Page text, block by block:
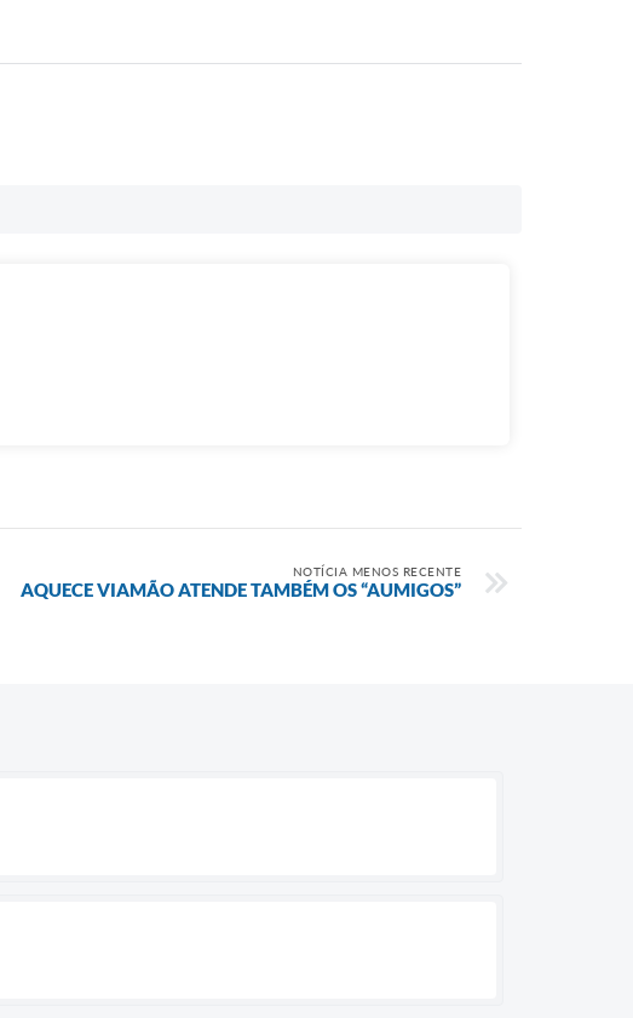
NOTÍCIA MENOS RECENTE
AQUECE VIAMÃO ATENDE TAMBÉM OS “AUMIGOS”